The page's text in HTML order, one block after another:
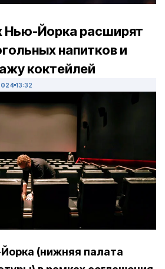
Нью-Йорка расширят
напитков и
коктейлей
13:32
(нижняя палата